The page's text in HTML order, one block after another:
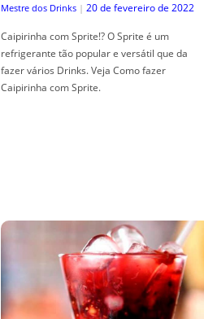
Mestre dos Drinks | 20 de fevereiro de 2022
Caipirinha com Sprite!? O Sprite é um
refrigerante tão popular e versátil que da
fazer vários Drinks. Veja Como fazer
Caipirinha com Sprite.